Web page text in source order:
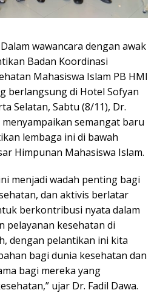
wawancara dengan awak
Badan Koordinasi
Mahasiswa Islam PB HMI
berlangsung di Hotel Sofyan
Selatan, Sabtu (8/11), Dr.
semangat baru
lembaga ini di bawah
Himpunan Mahasiswa Islam.
menjadi wadah penting bagi
dan aktivis berlatar
berkontribusi nyata dalam
pelayanan kesehatan di
dengan pelantikan ini kita
bagi dunia kesehatan dan
bagi mereka yang
ujar Dr. Fadil Dawa.